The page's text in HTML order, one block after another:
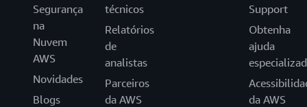
Segurança
na
Nuvem
AWS
Novidades
Blogs
técnicos
Relatórios
de
analistas
Parceiros
da AWS
Support
Obtenha
ajuda
da AWS